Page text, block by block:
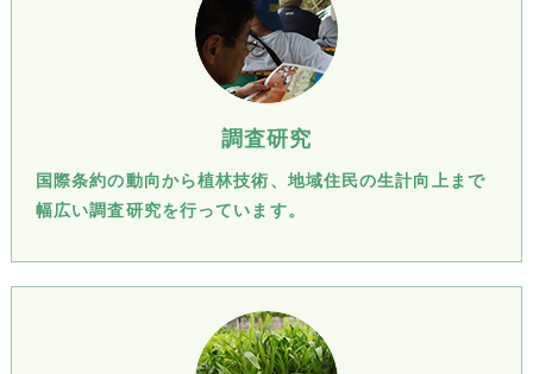
調査研究
国際条約の動向から植林技術、地域住民の生計向上まで
幅広い調査研究を行っています。